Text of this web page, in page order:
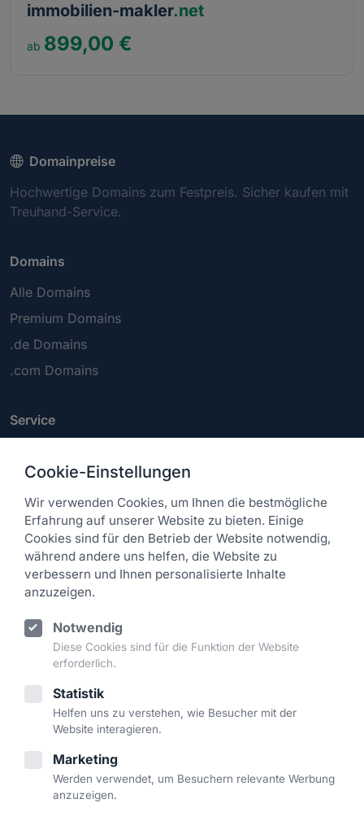
immobilien-makler.net
899,00 €
Domainpreise
Hochwertige Domains zum Festpreis. Sicher kaufen mit
Treuhand-Service.
Domains
Alle Domains
Premium Domains
.de Domains
.com Domains
Service
Kontakt
Rechtliches
Impressum
Datenschutz
Widerrufsbelehrung
Kontakt
kontakt@domainpreise.net
Cookie-Einstellungen
Wir verwenden Cookies, um Ihnen die bestmögliche
Erfahrung auf unserer Website zu bieten. Einige
Cookies sind für den Betrieb der Website notwendig,
während andere uns helfen, die Website zu
verbessern und Ihnen personalisierte Inhalte
anzuzeigen.
Notwendig
Diese Cookies sind für die Funktion der Website
erforderlich.
Statistik
Helfen uns zu verstehen, wie Besucher mit der
Website interagieren.
Marketing
Werden verwendet, um Besuchern relevante Werbung
anzuzeigen.